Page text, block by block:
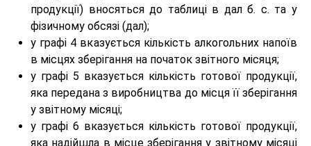
продукції) вносяться до таблиці в дал б. с. та у
фізичному обсязі (дал);
у графі 4 вказується кількість алкогольних напоїв
в місцях зберігання на початок звітного місяця;
у графі 5 вказується кількість готової продукції,
яка передана з виробництва до місця її зберігання
у звітному місяці;
у графі 6 вказується кількість готової продукції,
яка надійшла в місце зберігання у звітному місяці